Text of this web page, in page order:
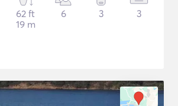
62 ft
19 m
6 3 3